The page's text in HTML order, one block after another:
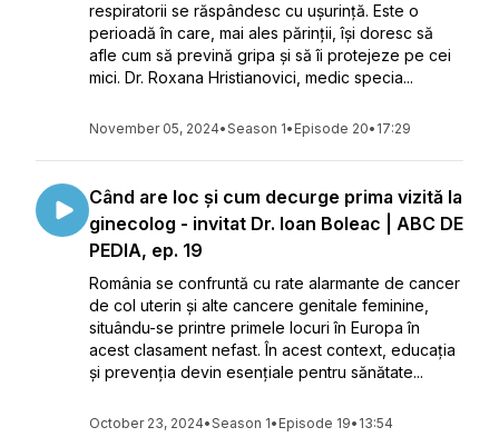
respiratorii se răspândesc cu ușurință. Este o
perioadă în care, mai ales părinții, își doresc să
afle cum să prevină gripa și să îi protejeze pe cei
mici. Dr. Roxana Hristianovici, medic specia...
November 05, 2024•Season 1• Episode 20• 17:29
Când are loc și cum decurge prima vizită la
ginecolog - invitat Dr. Ioan Boleac | ABC DE
PEDIA, ep. 19
România se confruntă cu rate alarmante de cancer
de col uterin și alte cancere genitale feminine,
situându-se printre primele locuri în Europa în
acest clasament nefast. În acest context, educația
și prevenția devin esențiale pentru sănătate...
October 23, 2024•Season 1• Episode 19• 13:54